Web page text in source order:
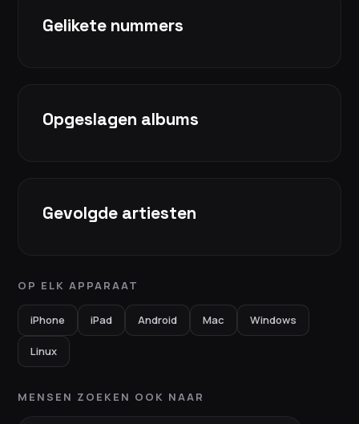
Gelikete nummers
Opgeslagen albums
Gevolgde artiesten
OP ELK APPARAAT
iPhone iPad Android Mac Windows
Linux
MENSEN ZOEKEN OOK NAAR